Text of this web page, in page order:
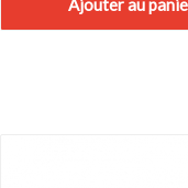
Ajouter au